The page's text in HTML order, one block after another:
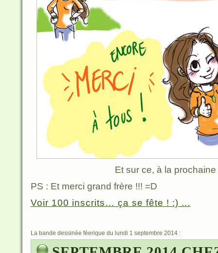
Et sur ce, à la prochaine
PS : Et merci grand frère !!! =D
Voir 100 inscrits… ça se fête ! :) ...
La bande dessinée féerique du lundi 1 septembre 2014 :